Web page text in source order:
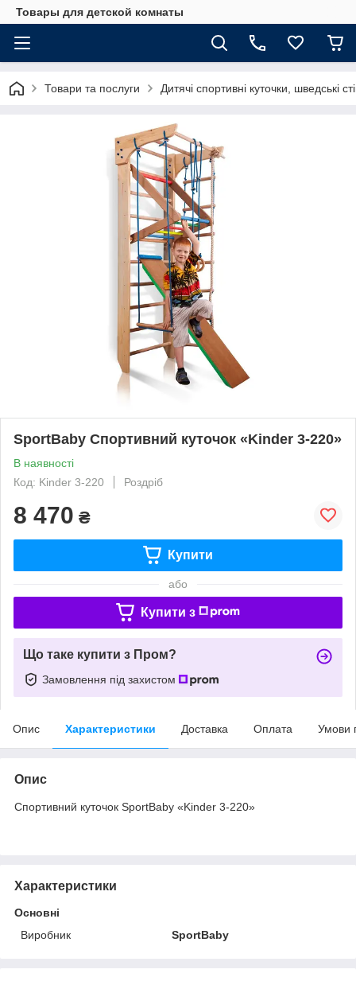
Товары для детской комнаты
Товари та послуги Дитячі спортивні куточки, шведські
SportBaby Спортивний куточок «Kinder 3-220»
В наявності
Код: Kinder 3-220
Роздріб
8 470 ₴
Купити
або
Купити з
Що таке купити з Пром?
Замовлення під захистом
Опис Характеристики Доставка Оплата Умови
Опис
Спортивний куточок SportBaby «Kinder 3-220»
Характеристики
Основні
Виробник
SportBaby